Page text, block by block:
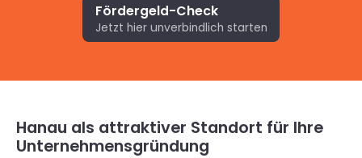
Fördergeld-Check
Jetzt hier unverbindlich starten
Hanau als attraktiver Standort für Ihre
Unternehmensgründung